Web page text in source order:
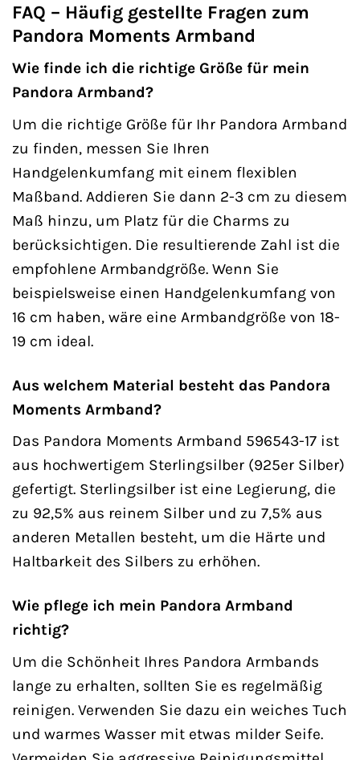
FAQ – Häufig gestellte Fragen zum
Pandora Moments Armband
Wie finde ich die richtige Größe für mein
Pandora Armband?
Um die richtige Größe für Ihr Pandora Armband
zu finden, messen Sie Ihren
Handgelenkumfang mit einem flexiblen
Maßband. Addieren Sie dann 2-3 cm zu diesem
Maß hinzu, um Platz für die Charms zu
berücksichtigen. Die resultierende Zahl ist die
empfohlene Armbandgröße. Wenn Sie
beispielsweise einen Handgelenkumfang von
16 cm haben, wäre eine Armbandgröße von 18-
19 cm ideal.
Aus welchem Material besteht das Pandora
Moments Armband?
Das Pandora Moments Armband 596543-17 ist
aus hochwertigem Sterlingsilber (925er Silber)
gefertigt. Sterlingsilber ist eine Legierung, die
zu 92,5% aus reinem Silber und zu 7,5% aus
anderen Metallen besteht, um die Härte und
Haltbarkeit des Silbers zu erhöhen.
Wie pflege ich mein Pandora Armband
richtig?
Um die Schönheit Ihres Pandora Armbands
lange zu erhalten, sollten Sie es regelmäßig
reinigen. Verwenden Sie dazu ein weiches Tuch
und warmes Wasser mit etwas milder Seife.